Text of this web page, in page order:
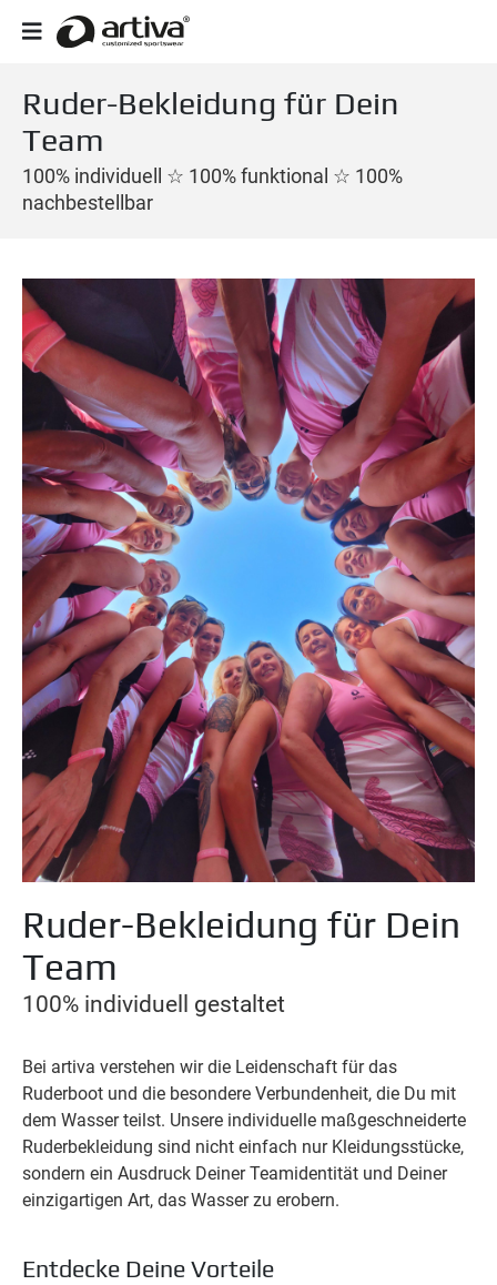
Ruder-Bekleidung für Dein
Team
100% individuell ☆ 100% funktional ☆ 100%
nachbestellbar
Ruder-Bekleidung für Dein
Team
100% individuell gestaltet
Bei artiva verstehen wir die Leidenschaft für das
Ruderboot und die besondere Verbundenheit, die Du mit
dem Wasser teilst. Unsere individuelle maßgeschneiderte
Ruderbekleidung sind nicht einfach nur Kleidungsstücke,
sondern ein Ausdruck Deiner Teamidentität und Deiner
einzigartigen Art, das Wasser zu erobern.
Entdecke Deine Vorteile